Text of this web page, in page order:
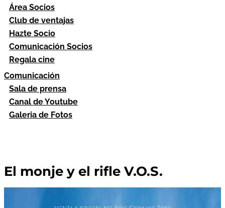
Área Socios
Club de ventajas
Hazte Socio
Comunicación Socios
Regala cine
Comunicación
Sala de prensa
Canal de Youtube
Galeria de Fotos
El monje y el rifle V.O.S.